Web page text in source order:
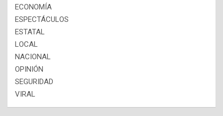
ECONOMÍA
ESPECTÁCULOS
ESTATAL
LOCAL
NACIONAL
OPINIÓN
SEGURIDAD
VIRAL